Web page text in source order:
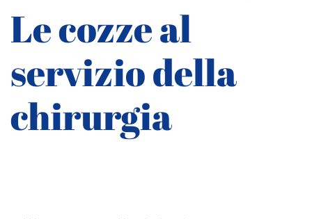
Le cozze al
servizio della
chirurgia